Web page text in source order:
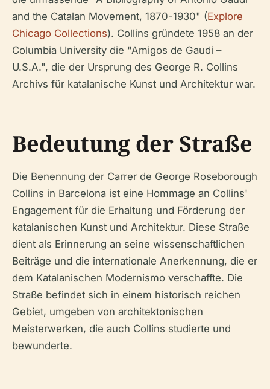
and the Catalan Movement, 1870-1930" (Explore
Chicago Collections). Collins gründete 1958 an der
Columbia University die "Amigos de Gaudi –
U.S.A.", die der Ursprung des George R. Collins
Archivs für katalanische Kunst und Architektur war.
Bedeutung der Straße
Die Benennung der Carrer de George Roseborough
Collins in Barcelona ist eine Hommage an Collins'
Engagement für die Erhaltung und Förderung der
katalanischen Kunst und Architektur. Diese Straße
dient als Erinnerung an seine wissenschaftlichen
Beiträge und die internationale Anerkennung, die er
dem Katalanischen Modernismo verschaffte. Die
Straße befindet sich in einem historisch reichen
Gebiet, umgeben von architektonischen
Meisterwerken, die auch Collins studierte und
bewunderte.